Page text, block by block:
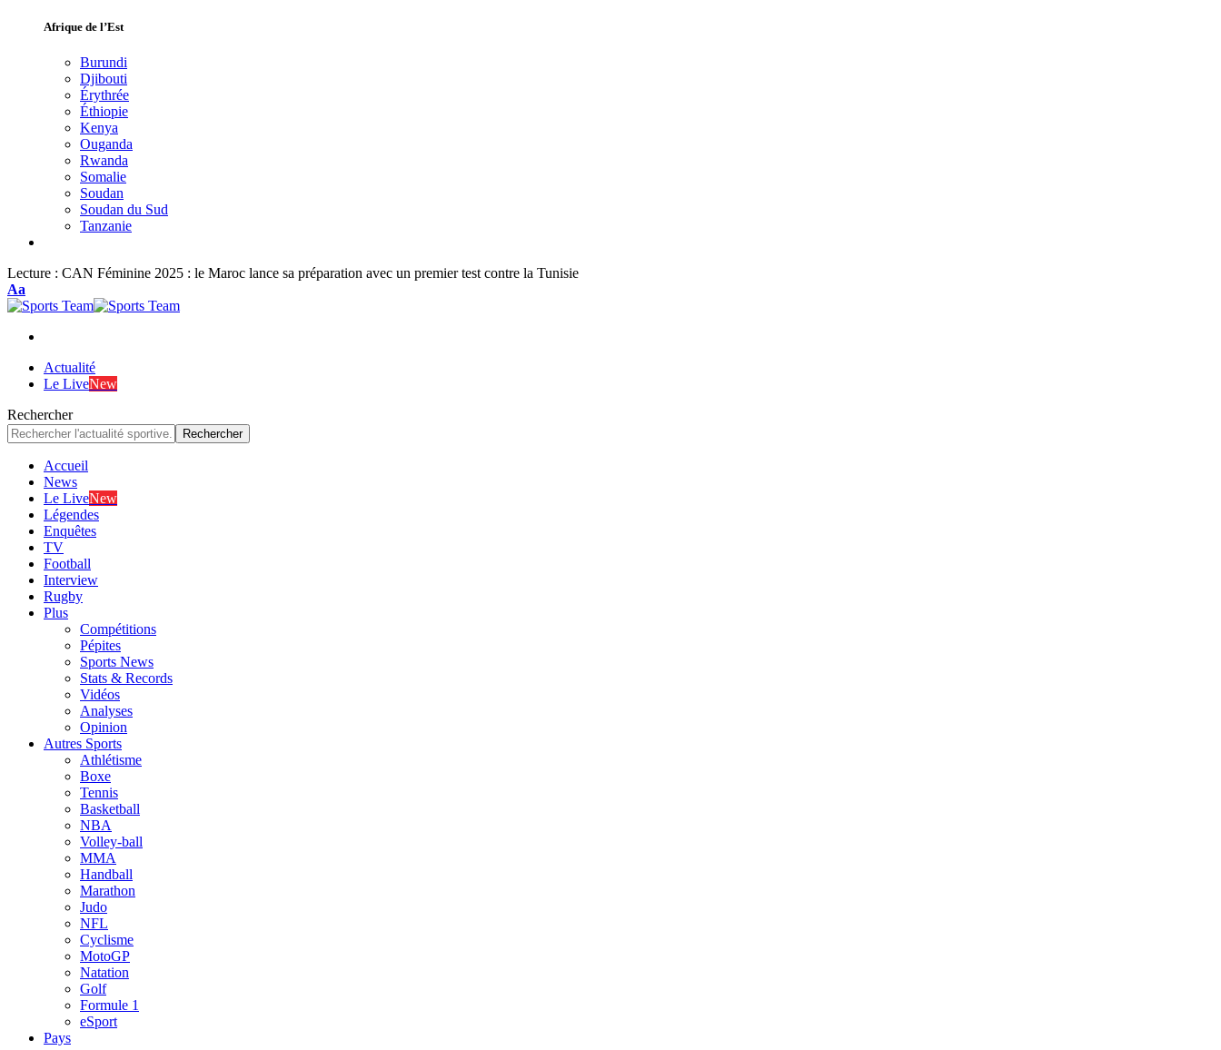
Afrique de l’Est
Burundi
Djibouti
Érythrée
Éthiopie
Kenya
Ouganda
Rwanda
Somalie
Soudan
Soudan du Sud
Tanzanie
Lecture : CAN Féminine 2025 : le Maroc lance sa préparation avec un premier test contre la Tunisie
Font
Resizer
Aa
Actualité
Le LiveNew
Rechercher
Accueil
News
Le LiveNew
Légendes
Enquêtes
TV
Football
Interview
Rugby
Plus
Compétitions
Pépites
Sports News
Stats & Records
Vidéos
Analyses
Opinion
Autres Sports
Athlétisme
Boxe
Tennis
Basketball
NBA
Volley-ball
MMA
Handball
Marathon
Judo
NFL
Cyclisme
MotoGP
Natation
Golf
Formule 1
eSport
Pays